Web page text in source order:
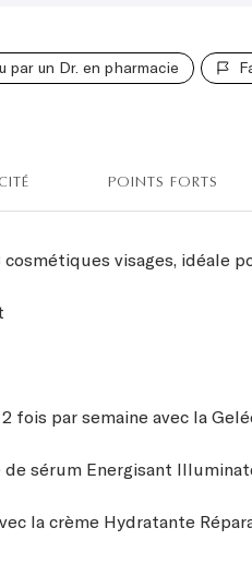
par un Dr. en pharmacie
POINTS FORTS
visages, idéale
fois par semaine avec la
sérum Energisant
la crème Hydratante